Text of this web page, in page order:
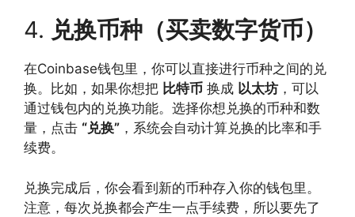
4. 兑换币种（买卖数字货币）
在Coinbase钱包里，你可以直接进行币种之间的兑
换。比如，如果你想把 比特币 换成 以太坊 ，可以
通过钱包内的兑换功能。选择你想兑换的币种和数
量，点击 “兑换” ，系统会自动计算兑换的比率和手
续费。
兑换完成后，你会看到新的币种存入你的钱包里。
注意，每次兑换都会产生一点手续费，所以要先了